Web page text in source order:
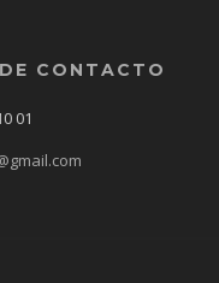
CONTACTO
01